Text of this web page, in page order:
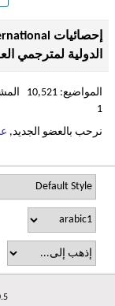
الدولية لمترجمي
1
نرحب بالعضو الجديد,